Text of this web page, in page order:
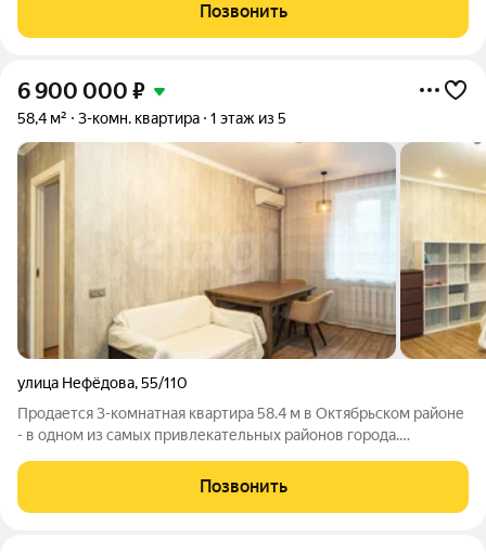
Уникальное расположение: -
Позвонить
6 900 000 ₽
58,4 м² 3-комн. квартира 1 этаж из 5
улица Нефёдова,55/110
Продается 3-комнатная квартира 58.4 м в Октябрьском районе
- в одном из самых привлекательных районов города.
выполнен современный капитальный евроремонтом с
использованием качественных
Позвонить